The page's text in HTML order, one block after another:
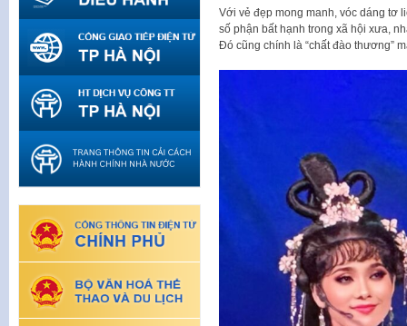
Với vẻ đẹp mong manh, vóc dáng tơ
số phận bất hạnh trong xã hội xưa,
Đó cũng chính là “chất đào thương”